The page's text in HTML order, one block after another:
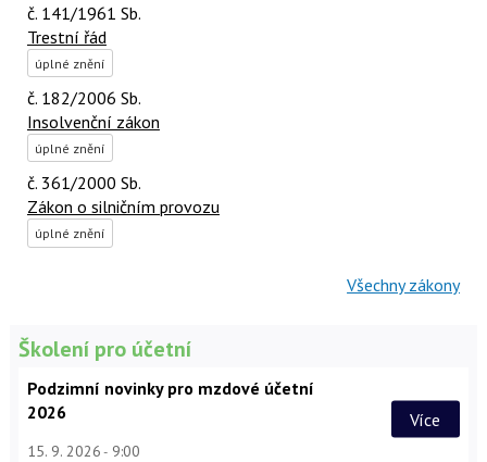
č. 141/1961 Sb.
Trestní řád
úplné znění
č. 182/2006 Sb.
Insolvenční zákon
úplné znění
č. 361/2000 Sb.
Zákon o silničním provozu
úplné znění
Všechny zákony
Školení pro účetní
Podzimní novinky pro mzdové účetní
2026
15. 9. 2026 9:00
Více